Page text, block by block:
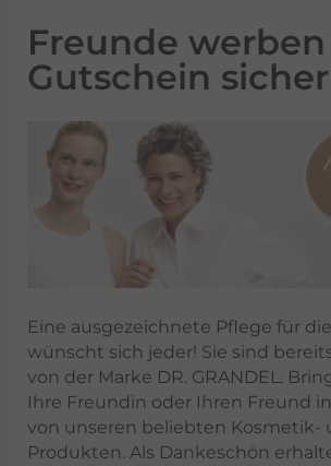
Freunde
Gutschein
Eine ausgezeichnete Pflege für
wünscht sich jeder! Sie sind
von der Marke DR. GRANDEL.
Ihre Freundin oder Ihren Freund
von unseren beliebten Kosmetik-
Produkten. Als Dankeschön